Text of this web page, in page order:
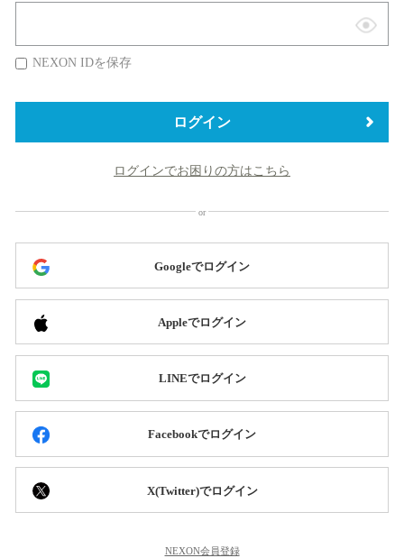
表
替
NEXON IDを保存
ログイン
ログインでお困りの方はこちら
Googleでログイン
Appleでログイン
LINEでログイン
Facebookでログイン
X(Twitter)でログイン
NEXON会員登録